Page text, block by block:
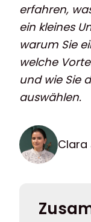
erfahren,
ein kleines
warum Sie
welche
und wie Sie
auswählen.
Clara